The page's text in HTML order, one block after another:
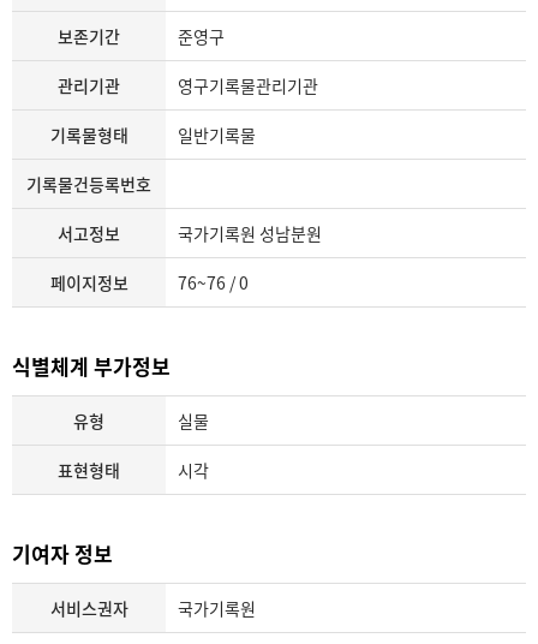
보존기간 준영구
관리기관 영구기록물관리기관
기록물형태 일반기록물
기록물건등록번호
서고정보 국가기록원 성남분원
페이지정보 76~76 / 0
식별체계 부가정보
유형 실물
표현형태 시각
기여자 정보
서비스권자 국가기록원